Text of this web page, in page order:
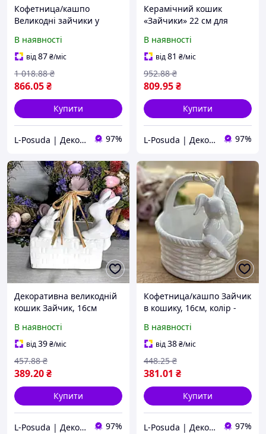
Кофетница/кашпо
Великодні зайчики у
В наявності
від87₴/міс
866.05₴
1 018.88 ₴
Купити
L-Posuda | Декор та посуда для вашего дома 97%
Керамічний кошик
«Зайчики» 22 см для
великоднього декору та
кашпо
В наявності
від81 ₴/міс
809.95₴
952.88 ₴
Купити
L-Posuda | Декор та посуда для вашего дома 97%
Декоративна великодній
кошик Зайчик, 16см
В наявності
від39₴/міс
389.20₴
457.88 ₴
Купити
L-Posuda | Декор та посуда для вашего дома 97%
Кофетница/кашпо Зайчик
в кошику, 16см, колір -
В наявності
від38₴/міс
381.01 ₴
448.25 ₴
Купити
L-Posuda | Декор та посуда для вашего дома 97%